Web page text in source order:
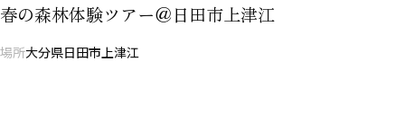
春の森林体験ツアー＠日田市上津江
場所大分県日田市上津江